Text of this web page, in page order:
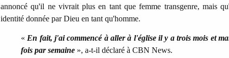
annoncé qu'il ne vivrait plus en tant que femme transgenre, mais
identité donnée par Dieu en tant qu'homme.
« En fait, j'ai commencé à aller à l'église il y a trois mois et
fois par semaine », a-t-il déclaré à CBN News.